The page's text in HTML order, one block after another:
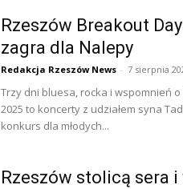
Rzeszów Breakout
zagra dla Nalepy
Redakcja Rzeszów News - 7 sierpnia
Trzy dni bluesa, rocka i wspomnień
2025 to koncerty z udziałem syna
konkurs dla młodych...
Rzeszów stolicą sera